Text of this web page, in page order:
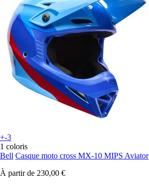
+-3
1 coloris
Bell Casque moto cross MX-10 MIPS Aviator
À partir de 230,00 €